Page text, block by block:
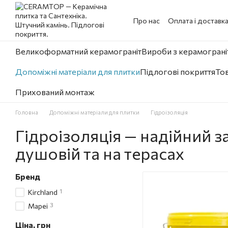
Перейти до основного контенту
Про нас
Оплата і доставка
Великоформатний керамогранітВироби з
Допоміжні матеріали для плиткиПідлогові покриття
Прихований монтаж
Головна Допоміжні матеріали для плитки Гідроізоляція
Гідроізоляція — надійний
душовій та на терасах
Бренд
Kirchland 1
Mapei 3
Ціна, грн